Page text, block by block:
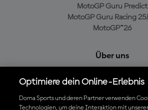
MotoGP Guru Predict
MotoGP Guru Racing
MotoGP™26
Über uns
Cookie-Richtlinien
Optimiere dein Online-Erlebnis
Dorna Sports und deren Partner verwenden
Technologien, um deine Interaktion mit